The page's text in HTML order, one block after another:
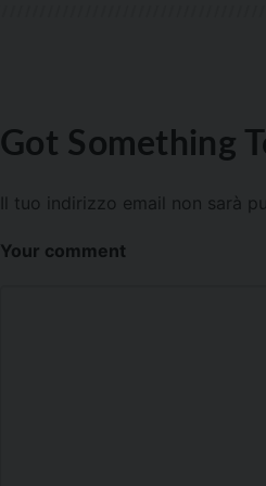
Got Something
Il tuo indirizzo email non sarà
Your comment